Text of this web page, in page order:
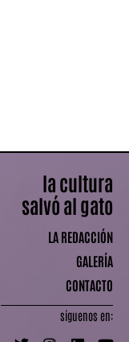
la cultura
salvó al gato
LA REDACCIÓN
GALERÍA
CONTACTO
síguenos en: